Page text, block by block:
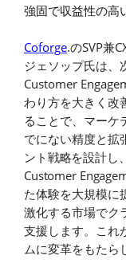
強固で収益性の高
Coforge.のSVP兼
ジェソップ氏は、
Customer
わり方を大きく改
ることで、マーケ
でにない精度と拡
ント戦略を設計し
Customer
た体験を大規模に
激化する市場でク
支援します。これ
ムに変革をもたら